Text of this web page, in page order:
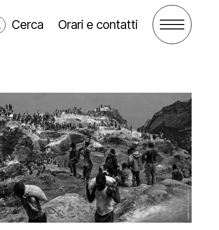
Cerca Orari e contatti